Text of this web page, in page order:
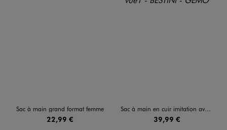
Sac à main grand format femme
22,99 €
Sac à main en cuir imitation avec anses et bandoulière femme - Bestini
39,99 €